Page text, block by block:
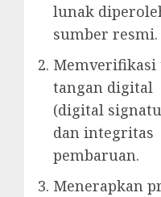
lunak
sumber resmi.
Memverifikasi
tangan digital
(digital
dan integritas
pembaruan.
Menerapkan